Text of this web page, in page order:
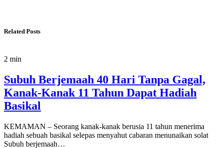
Related Posts
2 min
Subuh Berjemaah 40 Hari Tanpa Gagal,
Kanak-Kanak 11 Tahun Dapat Hadiah
Basikal
KEMAMAN – Seorang kanak-kanak berusia 11 tahun menerima
hadiah sebuah basikal selepas menyahut cabaran menunaikan solat
Subuh berjemaah…